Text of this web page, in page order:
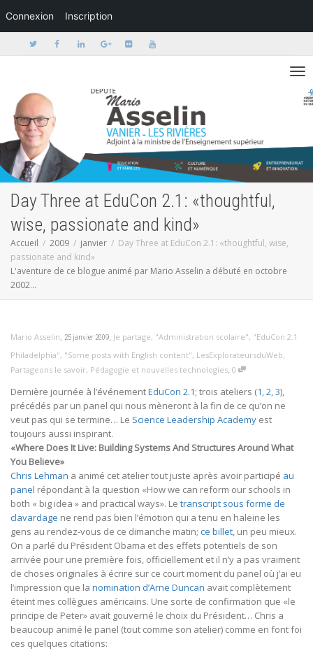
Connexion Inscription
Activer/
Day Three at EduCon 2.1: «thoughtful,
wise, passionate and kind»
Accueil 2009 janvier
Day Three at EduCon 2.1: «thoughtful, wise,
passionate and kind»
L'aventure de ce blogue animé par Mario Asselin a débuté en octobre
2002...
Mario Asselin, 25 janvier 2009, Je partage, "Administration scolaire", "EduCon 2.1
Philadelphia", "Some posts with English content", LesExplorateursduWeb,
Partageons le savoir, Pédagogie et nouvelles technologies, 0
Dernière journée à l’événementEduCon 2.1; trois ateliers (1,2,3),
précédés par un panel qui nous mèneront à la fin de ce qu’on ne
veut pas qui se termine… Le Science Leadership Academy est
toujours aussi inspirant.
«Where Does It Live: Building Systems And Structures Around What
You Believe»
Chris Lehman a animé cet atelier tout juste après avoir participé au
panel répondant à la question «How we can reform our schools in
both « big idea » and practical ways». Le transcript sous forme de
clavardage ne rend pas bien l’émotion qui a tenu en haleine les
gens au rendez-vous de ce dimanche matin; ce billet, un peu mieux.
On a parlé du Président Obama et des effets potentiels de son
arrivée pour une première fois, officiellement et il n’y a pas vraiment
de choses originales à écrire sur ce court moment du panel où j’ai eu
l’impression que la nomination d’Arne Duncan avait complètement
éteint mes collègues américains. Une sorte de confirmation que «le
principe de Peter» avait gouverné le choix du Président… Chris a
beaucoup animé le panel (tout comme son atelier) comme en font foi
ces quelques citations: